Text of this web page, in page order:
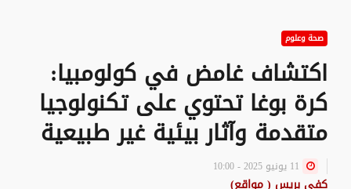
صحة وعلوم
اكتشاف غامض في كولومبيا:
كرة بوغا تحتوي على تكنولوجيا
متقدمة وآثار بيئية غير طبيعية
كفى بريس ( مواقع)